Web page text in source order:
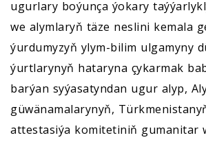
ugurlary boýunça ýokary
we alymlaryň täze neslini kemala
ýurdumyzyň ylym-bilim ulgamyny
ýurtlarynyň hataryna çykarmak
barýan syýasatyndan ugur alyp,
güwänamalarynyň,
attestasiýa komitetiniň gumanitar